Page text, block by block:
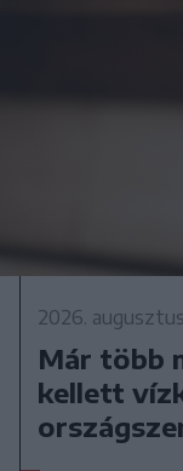
2026.
Már több
kellett